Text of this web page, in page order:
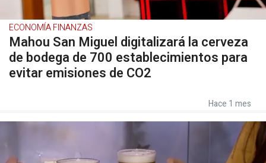
ECONOMÍA FINANZAS
Mahou San Miguel digitalizará la cerveza
de bodega de 700 establecimientos para
evitar emisiones de CO2
Hace 1 mes